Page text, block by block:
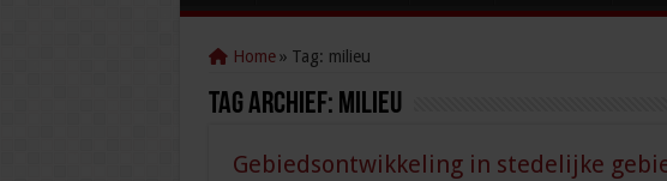
Home » Tag: milieu
Tag Archief: milieu
Gebiedsontwikkeling in stedelijke